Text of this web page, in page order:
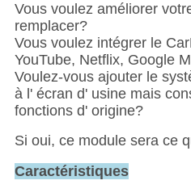
Vous voulez améliorer
remplacer?
Vous voulez intégrer le
YouTube, Netflix, Google
Voulez-vous ajouter le
à l' écran d' usine mais
fonctions d' origine?
Si oui, ce module sera ce
Caractéristiques